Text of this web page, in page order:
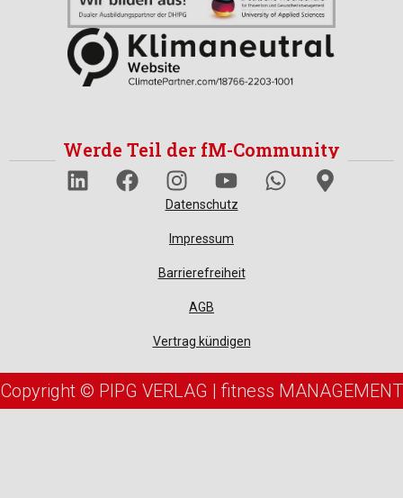
Werde Teil der fM-Community
Datenschutz
Impressum
Barrierefreiheit
AGB
Vertrag kündigen
Copyright © PIPG VERLAG | fitness MANAGEMENT